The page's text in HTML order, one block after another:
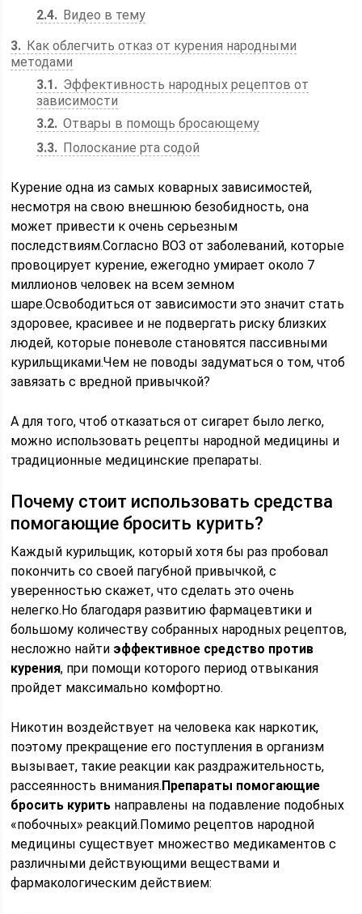
2.4
Видео в тему
3
Как облегчить отказ от курения народными
методами
3.1
Эффективность народных рецептов от
зависимости
3.2 Отвары в помощь бросающему
3.3
Полоскание рта содой
Курение одна из самых коварных зависимостей,
несмотря на свою внешнюю безобидность, она
может привести к очень серьезным
последствиям.Согласно ВОЗ от заболеваний, которые
провоцирует курение, ежегодно умирает около 7
миллионов человек на всем земном
шаре.Освободиться от зависимости это значит стать
здоровее, красивее и не подвергать риску близких
людей, которые поневоле становятся пассивными
курильщиками.Чем не поводы задуматься о том, чтоб
завязать с вредной привычкой?
А для того, чтоб отказаться от сигарет было легко,
можно использовать рецепты народной медицины и
традиционные медицинские препараты.
Почему стоит использовать средства
помогающие бросить курить?
Каждый курильщик, который хотя бы раз пробовал
покончить со своей пагубной привычкой, с
уверенностью скажет, что сделать это очень
нелегко.Но благодаря развитию фармацевтики и
большому количеству собранных народных рецептов,
несложно найти эффективное средство против
курения, при помощи которого период отвыкания
пройдет максимально комфортно.
Никотин воздействует на человека как наркотик,
поэтому прекращение его поступления в организм
вызывает, такие реакции как раздражительность,
рассеянность внимания.Препараты помогающие
бросить курить направлены на подавление подобных
«побочных» реакций.Помимо рецептов народной
медицины существует множество медикаментов с
различными действующими веществами и
фармакологическим действием: